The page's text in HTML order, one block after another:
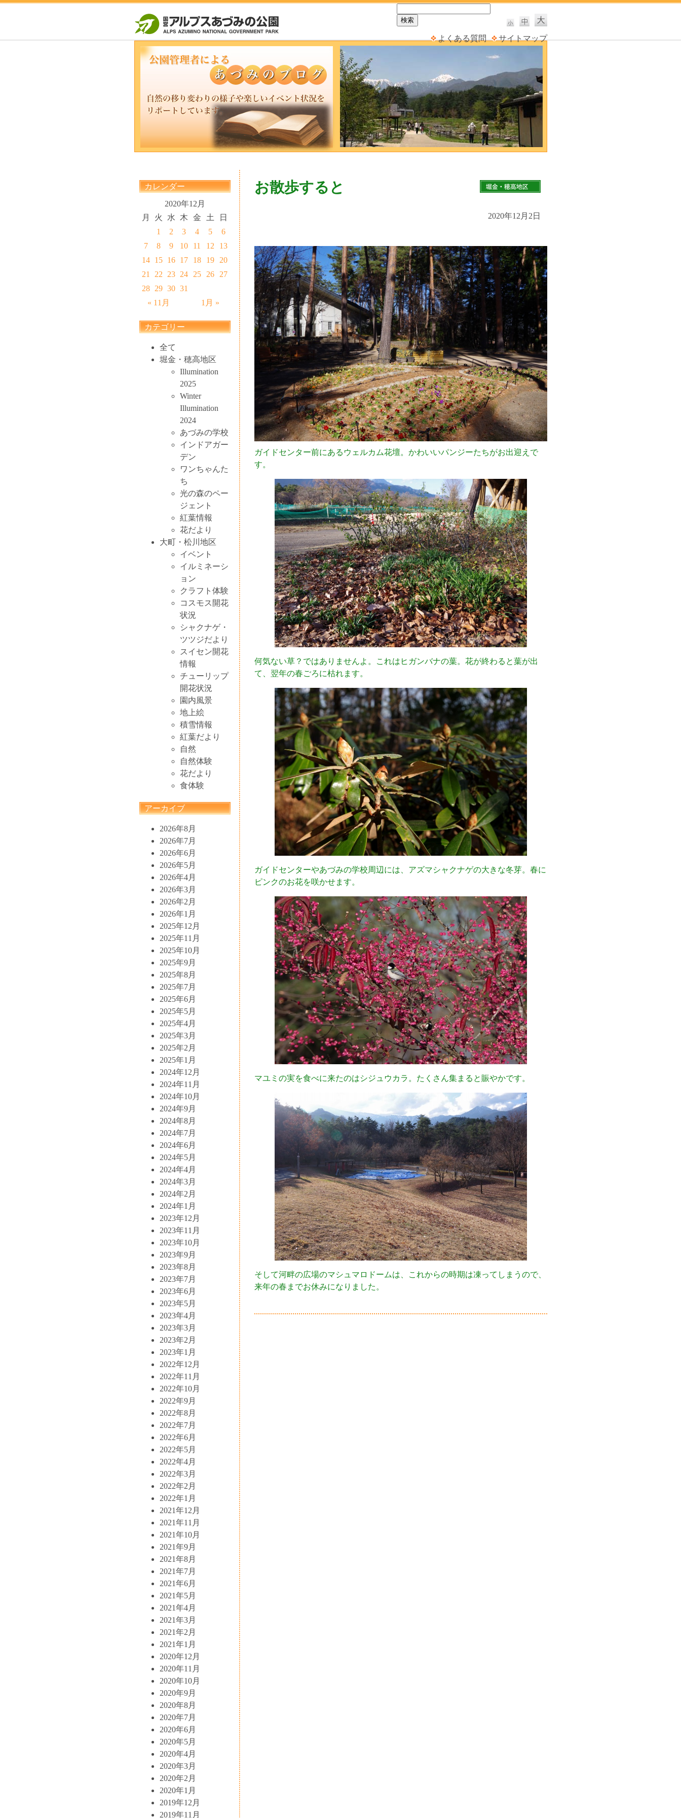
よくある質問 サイトマップ
カレンダー
2020年12月
月
火 水 木 金 土 日
« 11月 1月 »
1 2 3 4 5
6
7
8 9 10 11 12
13
14 15 16 17 18 19
20
21
22 23 24 25 26
27
28 29 30 31
カテゴリー
全て
堀金・穂高地区
Illumination
2025
Winter
Illumination
2024
あづみの学校
インドアガー
デン
ワンちゃんた
ち
光の森のペー
ジェント
紅葉情報
花だより
大町・松川地区
イベント
イルミネーシ
ョン
クラフト体験
コスモス開花
状況
シャクナゲ・
ツツジだより
スイセン開花
情報
チューリップ
開花状況
園内風景
地上絵
積雪情報
紅葉だより
自然
自然体験
花だより
食体験
アーカイブ
2026年8月
2026年7月
2026年6月
2026年5月
2026年4月
2026年3月
2026年2月
2026年1月
2025年12月
2025年11月
2025年10月
2025年9月
2025年8月
2025年7月
2025年6月
2025年5月
2025年4月
2025年3月
2025年2月
2025年1月
2024年12月
2024年11月
2024年10月
2024年9月
2024年8月
2024年7月
2024年6月
2024年5月
2024年4月
2024年3月
2024年2月
2024年1月
2023年12月
2023年11月
2023年10月
2023年9月
2023年8月
2023年7月
2023年6月
2023年5月
2023年4月
2023年3月
2023年2月
2023年1月
2022年12月
2022年11月
2022年10月
2022年9月
2022年8月
2022年7月
2022年6月
2022年5月
2022年4月
2022年3月
2022年2月
2022年1月
2021年12月
2021年11月
2021年10月
2021年9月
2021年8月
2021年7月
2021年6月
2021年5月
2021年4月
2021年3月
2021年2月
2021年1月
2020年12月
2020年11月
2020年10月
2020年9月
2020年8月
2020年7月
2020年6月
2020年5月
2020年4月
2020年3月
2020年2月
2020年1月
2019年12月
2019年11月
お散歩すると
2020年12月2日
ガイドセンター前にあるウェルカム花壇。かわいいパンジーたちがお出迎えで
す。
何気ない草？ではありませんよ。これはヒガンバナの葉。花が終わると葉が出
て、翌年の春ごろに枯れます。
ガイドセンターやあづみの学校周辺には、アズマシャクナゲの大きな冬芽。春に
ピンクのお花を咲かせます。
マユミの実を食べに来たのはシジュウカラ。たくさん集まると賑やかです。
そして河畔の広場のマシュマロドームは、これからの時期は凍ってしまうので、
来年の春までお休みになりました。